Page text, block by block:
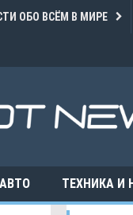
ОБО ВСЁМ В МИРЕ
АВТО ТЕХНИКА И